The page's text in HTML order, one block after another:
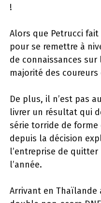
!
Alors que Petrucci
pour se remettre à
de connaissances
majorité des
De plus, il n’est pas
livrer un résultat qui
série torride de forme
depuis la décision
l’entreprise de
l’année.
Arrivant en Thaïlande